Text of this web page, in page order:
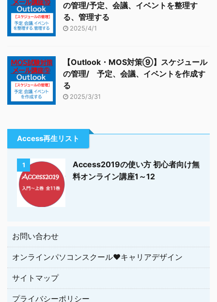
の管理/予定、会議、イベントを整理す
る、管理する
2025/4/1
【Outlook・MOS対策⑨】スケジュール
の管理/ 予定、会議、イベントを作成す
る
2025/3/31
Access再生リスト
1
Access2019の使い方 初心者向け無
料オンライン講座1～12
お問い合わせ
オンラインパソコンスクール♥キャリアデザイン
サイトマップ
プライバシーポリシー